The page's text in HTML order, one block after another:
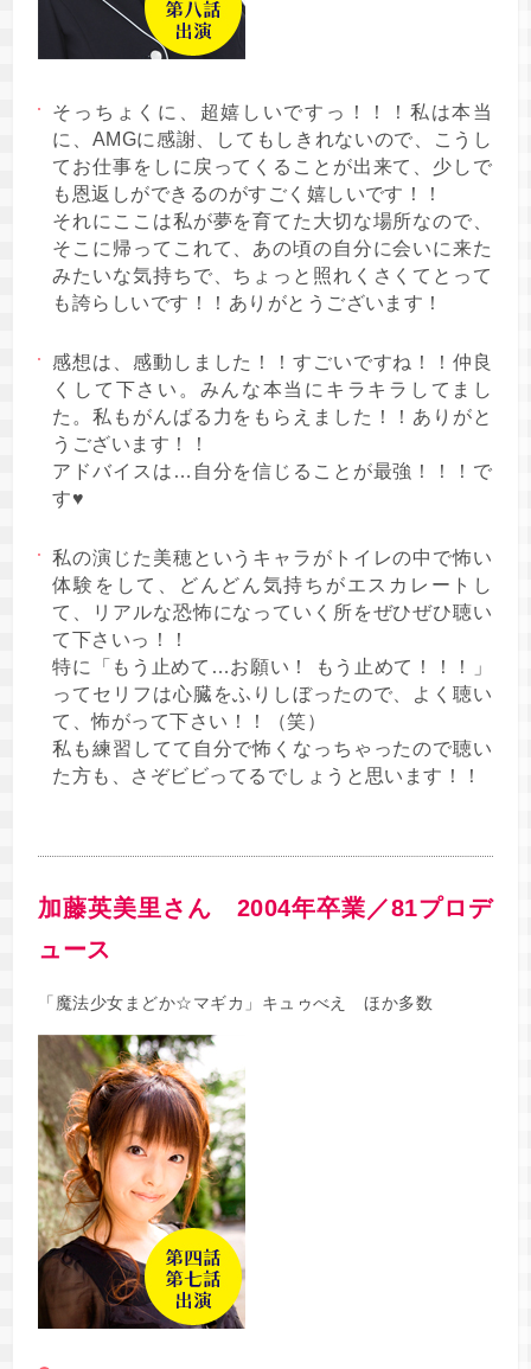
そっちょくに、超嬉しいですっ！！！私は本当
に、AMGに感謝、してもしきれないので、こうし
てお仕事をしに戻ってくることが出来て、少しで
も恩返しができるのがすごく嬉しいです！！
それにここは私が夢を育てた大切な場所なので、
そこに帰ってこれて、あの頃の自分に会いに来た
みたいな気持ちで、ちょっと照れくさくてとって
も誇らしいです！！ありがとうございます！
感想は、感動しました！！すごいですね！！仲良
くして下さい。みんな本当にキラキラしてまし
た。私もがんばる力をもらえました！！ありがと
うございます！！
アドバイスは…自分を信じることが最強！！！で
す♥
私の演じた美穂というキャラがトイレの中で怖い
体験をして、どんどん気持ちがエスカレートし
て、リアルな恐怖になっていく所をぜひぜひ聴い
て下さいっ！！
特に「もう止めて…お願い！ もう止めて！！！」
ってセリフは心臓をふりしぼったので、よく聴い
て、怖がって下さい！！（笑）
私も練習してて自分で怖くなっちゃったので聴い
た方も、さぞビビってるでしょうと思います！！
加藤英美里さん 2004年卒業／81プロデ
ュース
「魔法少女まどか☆マギカ」キュゥべえ ほか多数